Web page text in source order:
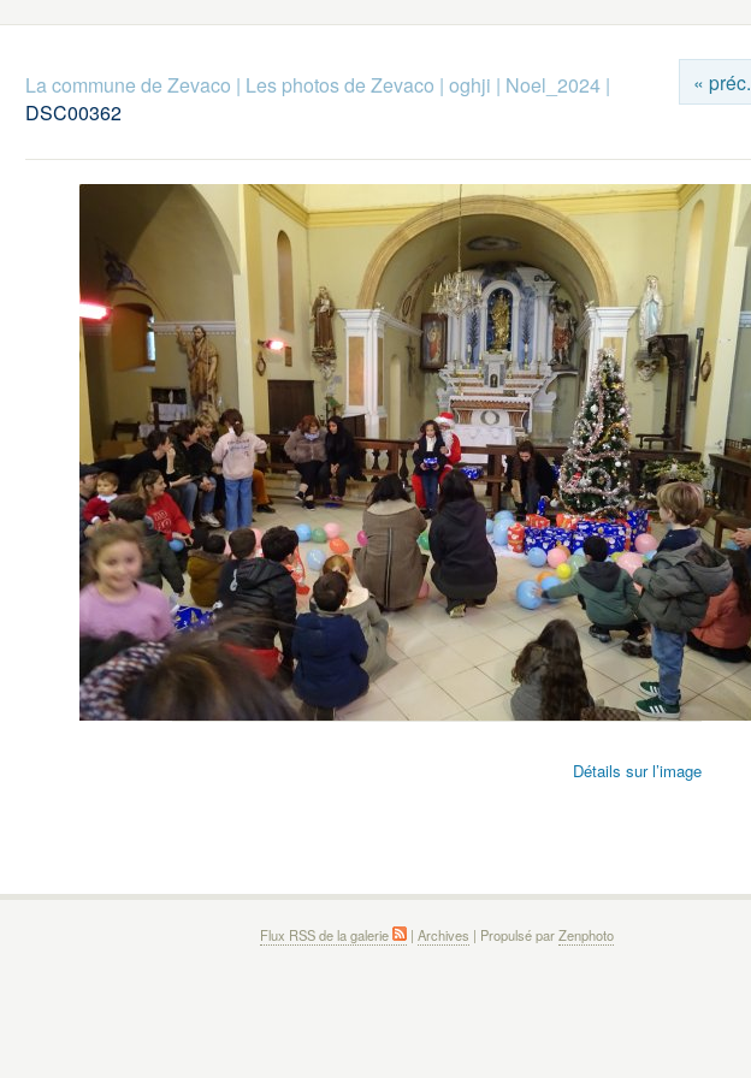
« préc.
La commune de Zevaco | Les photos de Zevaco | oghji | Noel_2024|
DSC00362
Détails sur l’image
Flux RSS de la galerie | Archives | Propulsé parZenphoto